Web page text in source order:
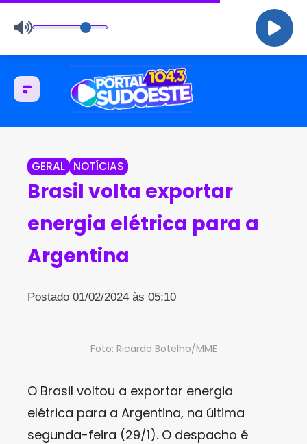
GERAL NOTÍCIAS
Brasil volta exportar
energia elétrica para a
Argentina
Postado 01/02/2024 às 05:10
Foto: Ricardo Botelho/MME
O Brasil voltou a exportar energia
elétrica para a Argentina, na última
segunda-feira (29/1). O despacho é